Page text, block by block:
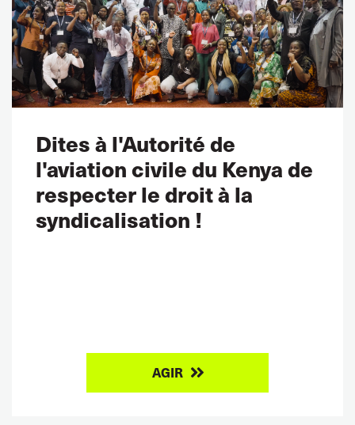
Dites à l'Autorité de
l'aviation civile du Kenya de
respecter le droit à la
syndicalisation !
AGIR